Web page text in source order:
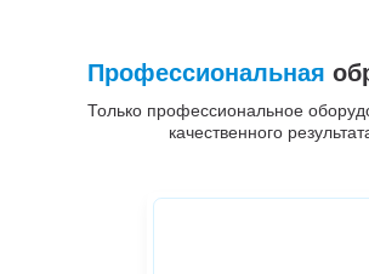
Профессиональная
Только профессиональное
качественного